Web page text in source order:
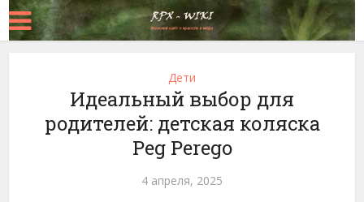
Дети
Идеальный выбор для
родителей: детская коляска
Peg Perego
4 апреля, 2025